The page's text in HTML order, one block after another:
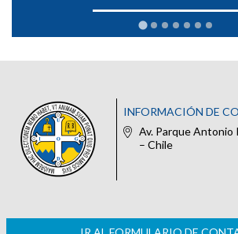
INFORMACIÓN DE
Av. Parque Antonio
– Chile